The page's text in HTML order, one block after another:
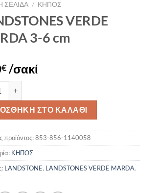
ΣΕΛΊΔΑ / ΚΗΠΟΣ
VERDE
3-6 cm
€ /σακί
ΣΤΟ ΚΑΛΆΘΙ
προϊόντος:853-856-1140058
ΚΗΠΟΣ
LANDSTONE, LANDSTONES VERDE MARDA,